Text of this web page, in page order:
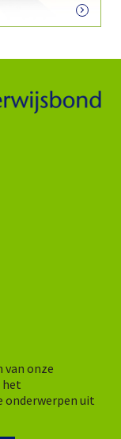
van onze
het
onderwerpen uit